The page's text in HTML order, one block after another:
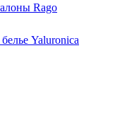
Rago
Yaluroniсa